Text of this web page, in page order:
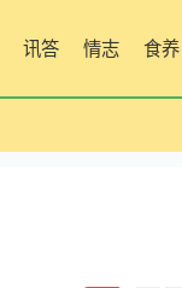
讯答 情志 食养